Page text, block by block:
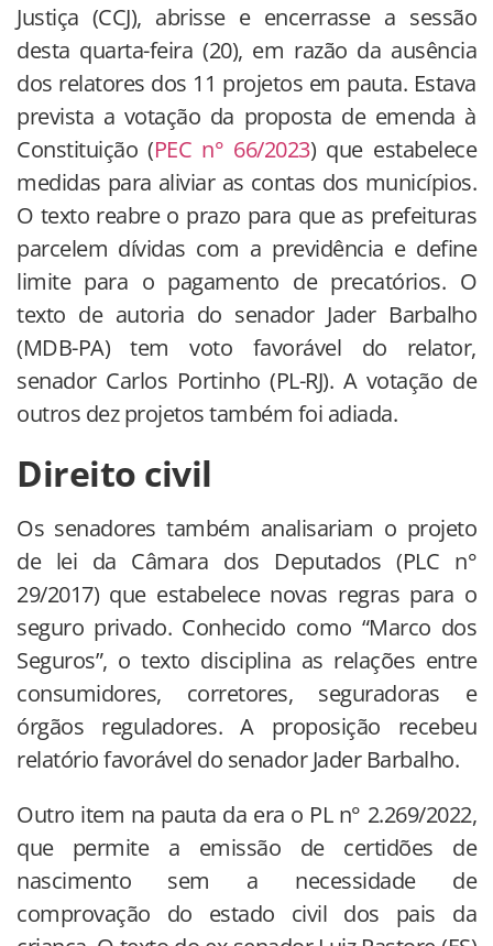
Justiça (CCJ), abrisse e encerrasse a sessão
desta quarta-feira (20), em razão da ausência
dos relatores dos 11 projetos em pauta. Estava
prevista a votação da proposta de emenda à
Constituição (PEC n° 66/2023) que estabelece
medidas para aliviar as contas dos municípios.
O texto reabre o prazo para que as prefeituras
parcelem dívidas com a previdência e define
limite para o pagamento de precatórios. O
texto de autoria do senador Jader Barbalho
(MDB-PA) tem voto favorável do relator,
senador Carlos Portinho (PL-RJ). A votação de
outros dez projetos também foi adiada.
Direito civil
Os senadores também analisariam o projeto
de lei da Câmara dos Deputados (PLC n°
29/2017) que estabelece novas regras para o
seguro privado. Conhecido como “Marco dos
Seguros”, o texto disciplina as relações entre
consumidores, corretores, seguradoras e
órgãos reguladores. A proposição recebeu
relatório favorável do senador Jader Barbalho.
Outro item na pauta da era o PL n° 2.269/2022,
que permite a emissão de certidões de
nascimento sem a necessidade de
comprovação do estado civil dos pais da